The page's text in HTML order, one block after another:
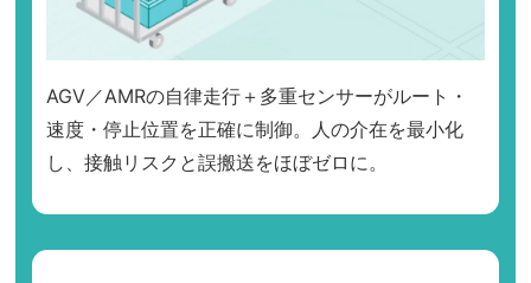
AGV／AMRの自律走行＋多重センサーがルート・
速度・停止位置を正確に制御。人の介在を最小化
し、接触リスクと誤搬送をほぼゼロに。